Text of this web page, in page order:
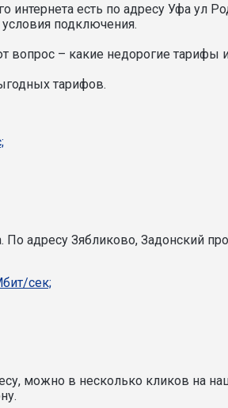
есть по адресу Уфа ул
подключения.
– какие недорогие тарифы
тарифов.
По адресу Зябликово, Задонский
сек;
можно в несколько кликов на